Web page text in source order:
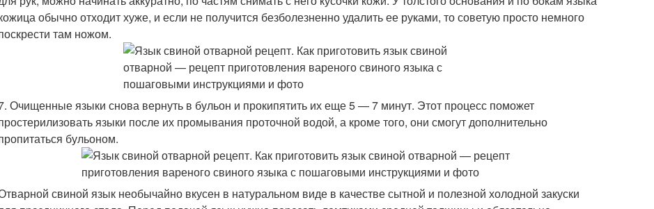
обычно отходит хуже, и если не получится безболезненно удалить ее руками, то советую просто немного
там ножом.
Очищенные языки снова вернуть в бульон и прокипятить их еще 5 — 7 минут. Этот процесс поможет
языки после их промывания проточной водой, а кроме того, они смогут дополнительно
бульоном.
свиной язык необычайно вкусен в натуральном виде в качестве сытной и полезной холодной закуски